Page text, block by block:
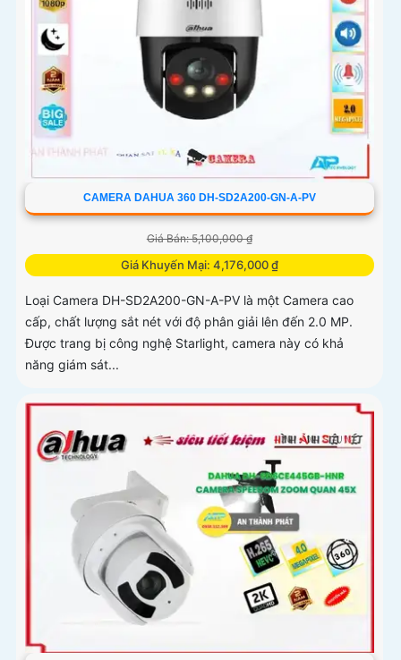
CAMERA DAHUA 360 DH-SD2A200-GN-A-PV
Giá Bán: 5,100,000 ₫
Giá Khuyến Mại: 4,176,000 ₫
Loại Camera DH-SD2A200-GN-A-PV là một Camera cao
cấp, chất lượng sắt nét với độ phân giải lên đến 2.0 MP.
Được trang bị công nghệ Starlight, camera này có khả
năng giám sát...